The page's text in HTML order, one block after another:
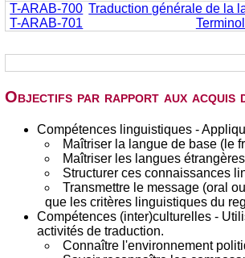
T-ARAB-700 Traduction générale de la
T-ARAB-701
Objectifs par rapport aux acquis
Compétences linguistiques -
Maîtriser la langue de base (le
Maîtriser les langues
Structurer ces connaissances
Transmettre le message (oral
que les critères linguistiques du
Compétences (inter)culturelles -
activités de traduction.
Connaître l'environnement